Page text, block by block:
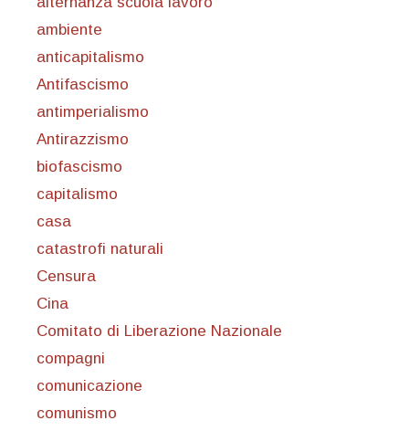
ambiente
anticapitalismo
Antifascismo
antimperialismo
Antirazzismo
biofascismo
capitalismo
casa
catastrofi naturali
Censura
Cina
Comitato di Liberazione Nazionale
compagni
comunicazione
comunismo